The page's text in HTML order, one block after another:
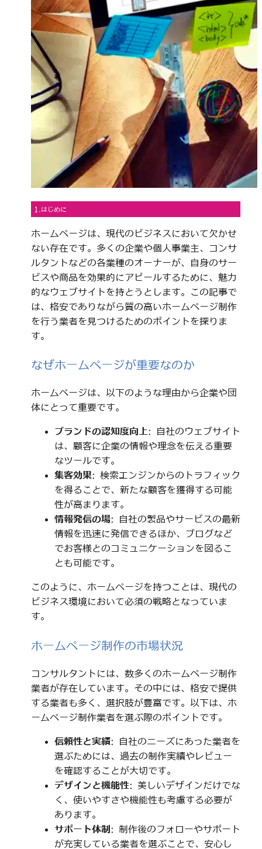
1.はじめに
ホームページは、現代のビジネスにおいて欠かせ
ない存在です。多くの企業や個人事業主、コンサ
ルタントなどの各業種のオーナーが、自身のサー
ビスや商品を効果的にアピールするために、魅力
的なウェブサイトを持とうとします。この記事で
は、格安でありながら質の高いホームページ制作
を行う業者を見つけるためのポイントを探りま
す。
なぜホームページが重要なのか
ホームページは、以下のような理由から企業や団
体にとって重要です。
ブランドの認知度向上: 自社のウェブサイト
は、顧客に企業の情報や理念を伝える重要
なツールです。
集客効果: 検索エンジンからのトラフィック
を得ることで、新たな顧客を獲得する可能
性が高まります。
情報発信の場: 自社の製品やサービスの最新
情報を迅速に発信できるほか、ブログなど
でお客様とのコミュニケーションを図るこ
とも可能です。
このように、ホームページを持つことは、現代の
ビジネス環境において必須の戦略となっていま
す。
ホームページ制作の市場状況
コンサルタントには、数多くのホームページ制作
業者が存在しています。その中には、格安で提供
する業者も多く、選択肢が豊富です。以下は、ホ
ームページ制作業者を選ぶ際のポイントです。
信頼性と実績: 自社のニーズにあった業者を
選ぶためには、過去の制作実績やレビュー
を確認することが大切です。
デザインと機能性: 美しいデザインだけでな
く、使いやすさや機能性も考慮する必要が
あります。
サポート体制 : 制作後のフォローやサポート
が充実している業者を選ぶことで、安心し